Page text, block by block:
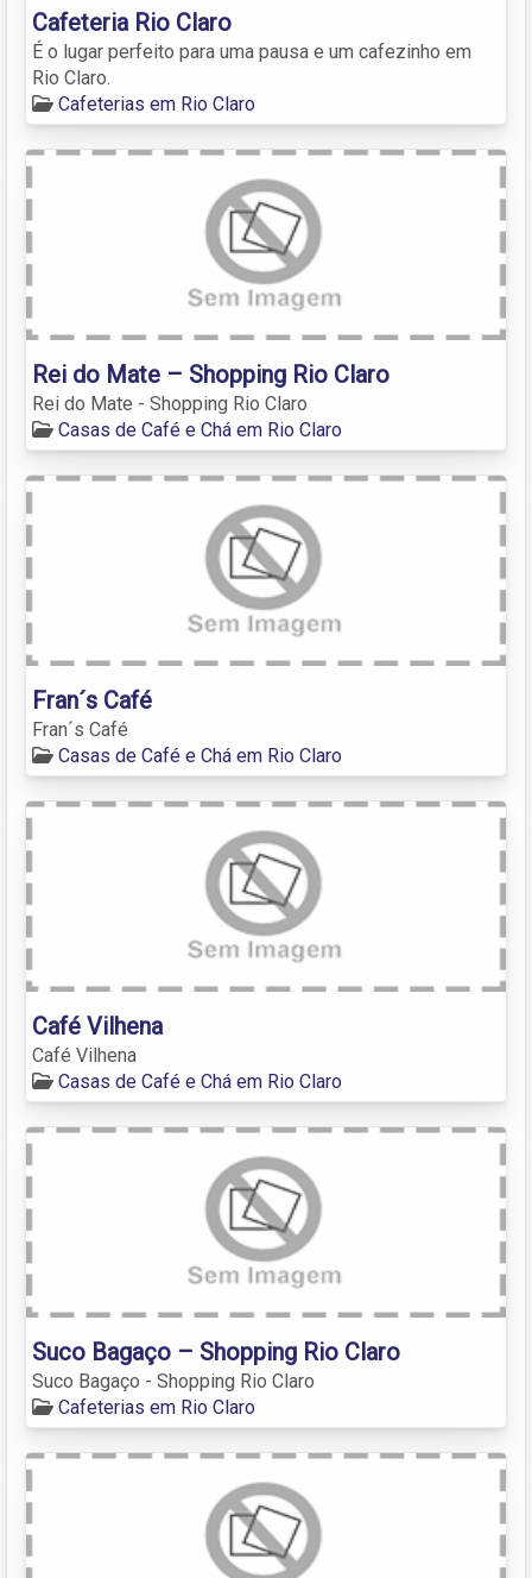
Cafeteria Rio Claro
É o lugar perfeito para uma pausa e um cafezinho em
Rio Claro.
Cafeterias em Rio Claro
Rei do Mate – Shopping Rio Claro
Rei do Mate - Shopping Rio Claro
Casas de Café e Chá em Rio Claro
Fran´s Café
Fran´s Café
Casas de Café e Chá em Rio Claro
Café Vilhena
Café Vilhena
Casas de Café e Chá em Rio Claro
Suco Bagaço – Shopping Rio Claro
Suco Bagaço - Shopping Rio Claro
Cafeterias em Rio Claro